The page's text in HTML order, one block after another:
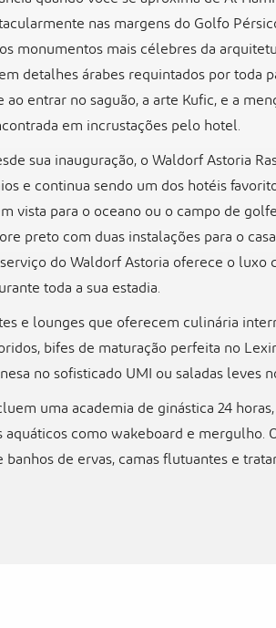
nas margens do Golfo
monumentos mais célebres da
detalhes árabes requintados por toda
entrar no saguão, a arte Kufic, e a
em incrustações pelo hotel.
sua inauguração, o Waldorf Astoria
e continua sendo um dos hotéis
vista para o oceano ou o campo de
preto com duas instalações para o
do Waldorf Astoria oferece o luxo
toda a sua estadia.
e lounges que oferecem culinária
bifes de maturação perfeita no
no sofisticado UMI ou saladas leves
uma academia de ginástica 24
como wakeboard e mergulho.
de ervas, camas flutuantes e